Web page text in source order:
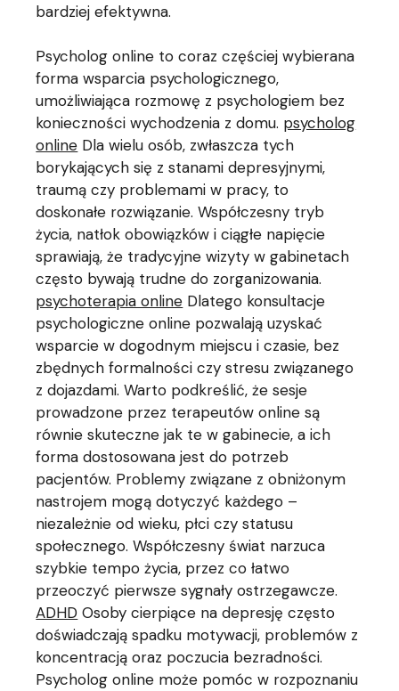
bardziej efektywna.
Psycholog online to coraz częściej wybierana
forma wsparcia psychologicznego,
umożliwiająca rozmowę z psychologiem bez
konieczności wychodzenia z domu. psycholog
online Dla wielu osób, zwłaszcza tych
borykających się z stanami depresyjnymi,
traumą czy problemami w pracy, to
doskonałe rozwiązanie. Współczesny tryb
życia, natłok obowiązków i ciągłe napięcie
sprawiają, że tradycyjne wizyty w gabinetach
często bywają trudne do zorganizowania.
psychoterapia online Dlatego konsultacje
psychologiczne online pozwalają uzyskać
wsparcie w dogodnym miejscu i czasie, bez
zbędnych formalności czy stresu związanego
z dojazdami. Warto podkreślić, że sesje
prowadzone przez terapeutów online są
równie skuteczne jak te w gabinecie, a ich
forma dostosowana jest do potrzeb
pacjentów. Problemy związane z obniżonym
nastrojem mogą dotyczyć każdego –
niezależnie od wieku, płci czy statusu
społecznego. Współczesny świat narzuca
szybkie tempo życia, przez co łatwo
przeoczyć pierwsze sygnały ostrzegawcze.
ADHD Osoby cierpiące na depresję często
doświadczają spadku motywacji, problemów z
koncentracją oraz poczucia bezradności.
Psycholog online może pomóc w rozpoznaniu